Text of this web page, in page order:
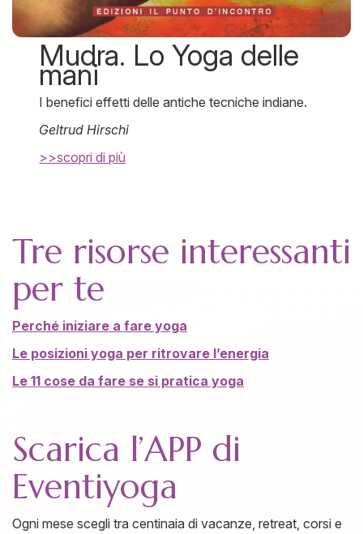
Mudra. Lo Yoga delle
mani
I benefici effetti delle antiche tecniche indiane.
Geltrud Hirschi
>>scopri di più
Tre risorse interessanti
per te
Perché iniziare a fare yoga
Le posizioni yoga per ritrovare l’energia
Le 11 cose da fare se si pratica yoga
Scarica l’APP di
Eventiyoga
Ogni mese scegli tra centinaia di vacanze, retreat, corsi e